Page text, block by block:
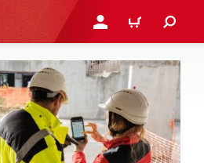
SE CONNECTER OU
PANIER